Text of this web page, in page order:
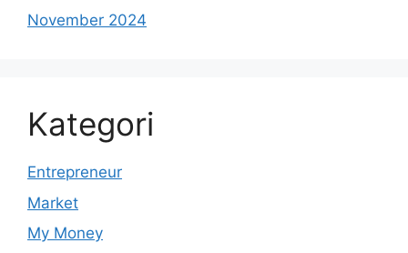
November 2024
Kategori
Entrepreneur
Market
My Money